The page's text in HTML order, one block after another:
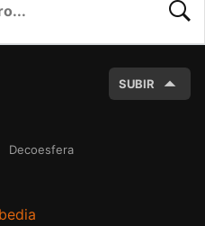
SUBIR
Decoesfera